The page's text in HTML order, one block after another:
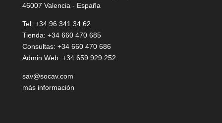
46007 Valencia - España
Tel: +34 96 341 34 62
Tienda: +34 660 470 685
Consultas: +34 660 470 686
Admin Web: +34 659 929 252
sav@socav.com
más información